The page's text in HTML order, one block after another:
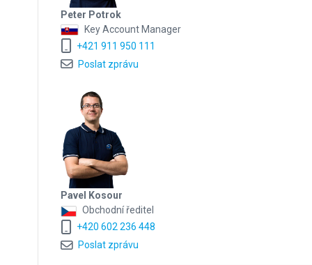
Peter Potrok
Key Account Manager
+421 911 950 111
Poslat zprávu
Pavel Kosour
Obchodní ředitel
+420 602 236 448
Poslat zprávu